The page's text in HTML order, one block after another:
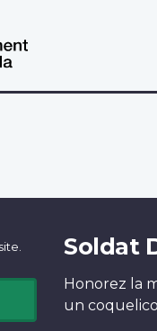
Soldat
Honorez la
un